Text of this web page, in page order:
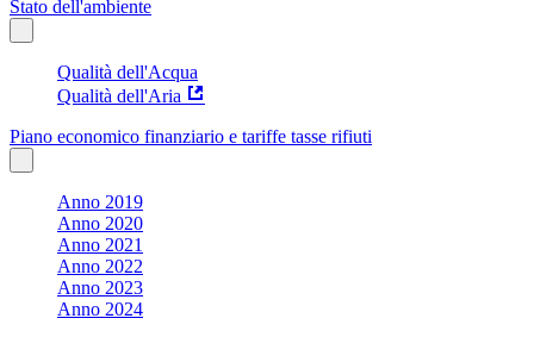
Stato dell'ambiente
Qualità dell'Acqua
Qualità dell'Aria
Piano economico finanziario e tariffe tasse rifiuti
Anno 2019
Anno 2020
Anno 2021
Anno 2022
Anno 2023
Anno 2024